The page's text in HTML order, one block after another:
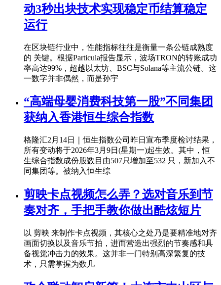
动3秒出块技术实现稳定币结算稳定
运行
在区块链行业中，性能指标往往是衡量一条公链成熟度
的 关键。根据Particula报告显示，波场TRON的转账成功
率高达99%，超越以太坊、BSC与Solana等主流公链。这
一数字并非偶然，而是孙宇
“高端母婴消费科技第一股”不同集团
获纳入香港恒生综合指数
格隆汇2月14日｜恒生指数公司昨日宣布季度检讨结果，
所有变动将于2026年3月9日(星期一)起生效。其中，恒
生综合指数成份股数目由507只增加至532 只，新加入不
同集团等。被纳入恒生综
剪映卡点视频怎么弄？选对音乐到节
奏对齐，手把手教你做出酷炫短片
以 剪映 来制作卡点视频，其核心之处乃是要精准地对齐
画面切换以及音乐节拍，进而营造出强烈的节奏感和具
备视觉冲击力的效果。这并非一门特别高深繁复的技
术，只需掌握为数几